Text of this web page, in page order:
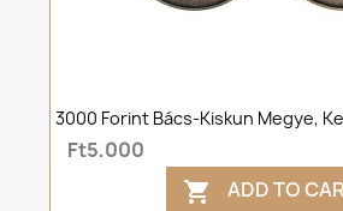
3000 Forint Bács-Kiskun Megye,
Ft5,000
 ADD TO